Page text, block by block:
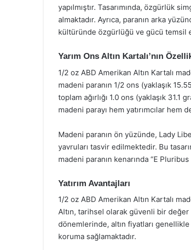
yapılmıştır. Tasarımında, özgürlük
almaktadır. Ayrıca, paranın arka
kültüründe özgürlüğü ve gücü temsil
Yarım Ons Altın Kartalı’nın
1/2 oz ABD Amerikan Altın Kartalı
madeni paranın 1/2 ons (yaklaşık
toplam ağırlığı 1.0 ons (yaklaşık 31.1
madeni parayı hem yatırımcılar hem
Madeni paranın ön yüzünde, Lady
yavruları tasvir edilmektedir. Bu
madeni paranın kenarında “E
Yatırım Avantajları
1/2 oz ABD Amerikan Altın Kartalı
Altın, tarihsel olarak güvenli bir
dönemlerinde, altın fiyatları
koruma sağlamaktadır.